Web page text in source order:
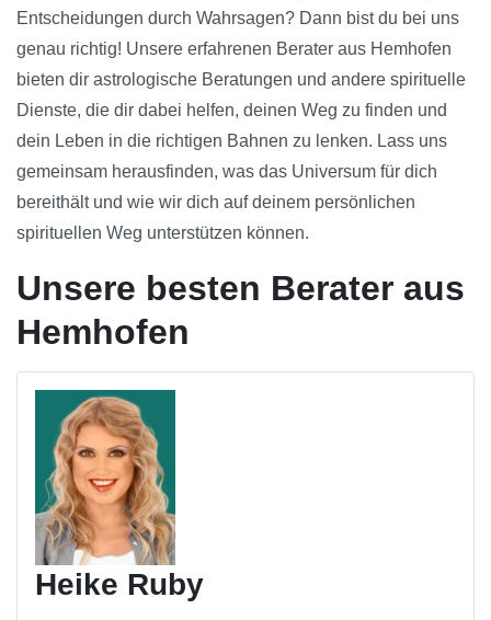
Entscheidungen durch Wahrsagen? Dann bist du bei uns
genau richtig! Unsere erfahrenen Berater aus Hemhofen
bieten dir astrologische Beratungen und andere spirituelle
Dienste, die dir dabei helfen, deinen Weg zu finden und
dein Leben in die richtigen Bahnen zu lenken. Lass uns
gemeinsam herausfinden, was das Universum für dich
bereithält und wie wir dich auf deinem persönlichen
spirituellen Weg unterstützen können.
Unsere besten Berater aus
Hemhofen
Heike Ruby